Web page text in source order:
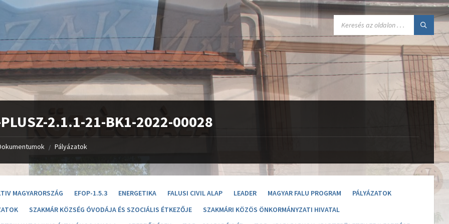
SEARCH:
2.1.1-21-BK1-2022-00028
/ Pályázatok
MAGYARORSZÁG EFOP-1.5.3 ENERGETIKA FALUSI CIVIL ALAP LEADER MAGYAR FALU PROGRAM
PÁLYÁZATOK
SZAKMÁR KÖZSÉG ÓVODÁJA ÉS SZOCIÁLIS ÉTKEZŐJE
SZAKMÁRI KÖZÖS ÖNKORMÁNYZATI HIVATAL